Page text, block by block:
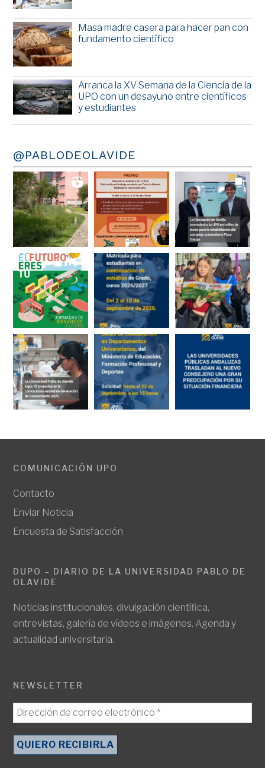
Masa madre casera para hacer pan con
fundamento científico
Arranca la XV Semana de la Ciencia de la
UPO con un desayuno entre científicos
y estudiantes
@PABLODEOLAVIDE
COMUNICACIÓN UPO
Contacto
Enviar Noticia
Encuesta de Satisfacción
DUPO – DIARIO DE LA UNIVERSIDAD PABLO DE
OLAVIDE
Noticias institucionales, divulgación científica,
entrevistas, galería de vídeos e imágenes. Agenda y
actualidad universitaria.
NEWSLETTER